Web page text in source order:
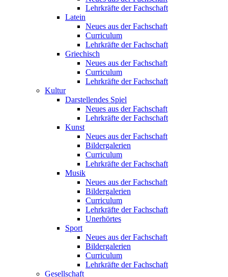
Lehrkräfte der Fachschaft
Latein
Neues aus der Fachschaft
Curriculum
Lehrkräfte der Fachschaft
Griechisch
Neues aus der Fachschaft
Curriculum
Lehrkräfte der Fachschaft
Kultur
Darstellendes Spiel
Neues aus der Fachschaft
Lehrkräfte der Fachschaft
Kunst
Neues aus der Fachschaft
Bildergalerien
Curriculum
Lehrkräfte der Fachschaft
Musik
Neues aus der Fachschaft
Bildergalerien
Curriculum
Lehrkräfte der Fachschaft
Unerhörtes
Sport
Neues aus der Fachschaft
Bildergalerien
Curriculum
Lehrkräfte der Fachschaft
Gesellschaft